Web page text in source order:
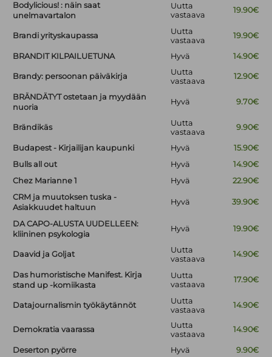
Bodylicious! : näin saat
unelmavartalon
Uutta
vastaava
19.90€
Brandi yrityskaupassa
Uutta
vastaava
19.90€
BRANDIT KILPAILUETUNA Hyvä 14.90€
Brandy: persoonan päiväkirja
Uutta
vastaava
12.90€
BRÄNDÄTYT ostetaan ja myydään
nuoria
Hyvä 9.70€
Brändikäs
Uutta
vastaava
9.90€
Budapest - Kirjailijan kaupunki Hyvä
15.90€
Bulls all out
Hyvä
14.90€
Chez Marianne 1
Hyvä
22.90€
CRM ja muutoksen tuska -
Asiakkuudet haltuun
Hyvä 39.90€
DA CAPO-ALUSTA UUDELLEEN:
kliininen psykologia
Hyvä 19.90€
Daavid ja Goljat
Uutta
vastaava
14.90€
Das humoristische Manifest. Kirja
stand up -komiikasta
Uutta
vastaava
17.90€
Datajournalismin työkäytännöt
Uutta
vastaava
14.90€
Demokratia vaarassa
Uutta
vastaava
14.90€
Deserton pyörre Hyvä
9.90€